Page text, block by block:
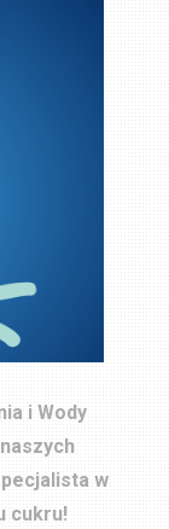
i Wody
w
cukru!